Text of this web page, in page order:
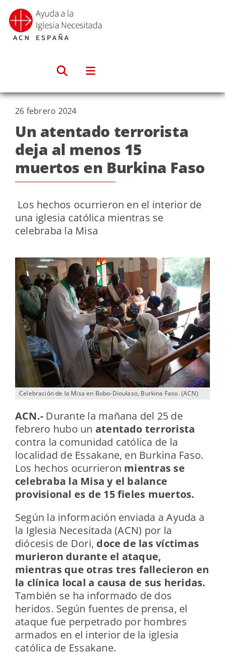
Saltar
contenido
Celebración de la Misa en Bobo-Dioulaso, Burkina Faso. (ACN)
26 febrero 2024
Un atentado terrorista
deja al menos 15
muertos en Burkina Faso
Los hechos ocurrieron en el interior de
una iglesia católica mientras se
celebraba la Misa
ACN.- Durante la mañana del 25 de
febrero hubo un atentado terrorista
contra la comunidad católica de la
localidad de Essakane, en Burkina Faso.
Los hechos ocurrieron mientras se
celebraba la Misa y el balance
provisional es de 15 fieles muertos.
Según la información enviada a Ayuda a
la Iglesia Necesitada (ACN) por la
diócesis de Dori, doce de las víctimas
murieron durante el ataque,
mientras que otras tres fallecieron en
la clínica local a causa de sus heridas.
También se ha informado de dos
heridos. Según fuentes de prensa, el
ataque fue perpetrado por hombres
armados en el interior de la iglesia
católica de Essakane.